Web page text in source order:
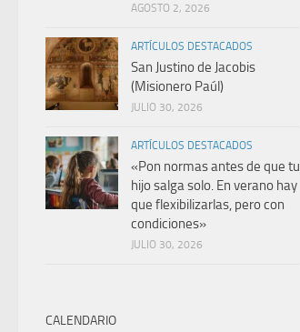
AGOSTO 2, 2026
ARTÍCULOS DESTACADOS
San Justino de Jacobis
(Misionero Paúl)
JULIO 30, 2026
ARTÍCULOS DESTACADOS
«Pon normas antes de que tu
hijo salga solo. En verano hay
que flexibilizarlas, pero con
condiciones»
JULIO 30, 2026
CALENDARIO